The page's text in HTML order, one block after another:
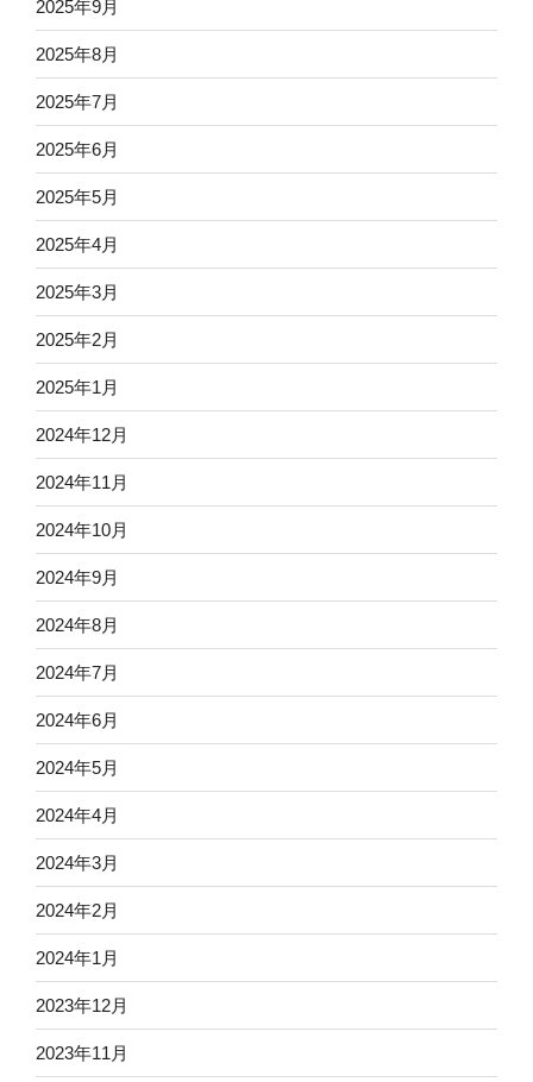
2025年9月
2025年8月
2025年7月
2025年6月
2025年5月
2025年4月
2025年3月
2025年2月
2025年1月
2024年12月
2024年11月
2024年10月
2024年9月
2024年8月
2024年7月
2024年6月
2024年5月
2024年4月
2024年3月
2024年2月
2024年1月
2023年12月
2023年11月